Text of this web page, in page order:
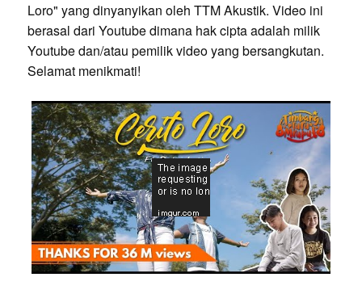
Loro" yang dinyanyikan oleh TTM Akustik. Video ini
berasal dari Youtube dimana hak cipta adalah milik
Youtube dan/atau pemilik video yang bersangkutan.
Selamat menikmati!